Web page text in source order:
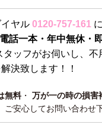
ヤル 0120-757-161
話一本・年中無休・
タッフがお伺いし、不
決致します！！
無料・ 万が一の時の損害
ご安心してお問い合わせ